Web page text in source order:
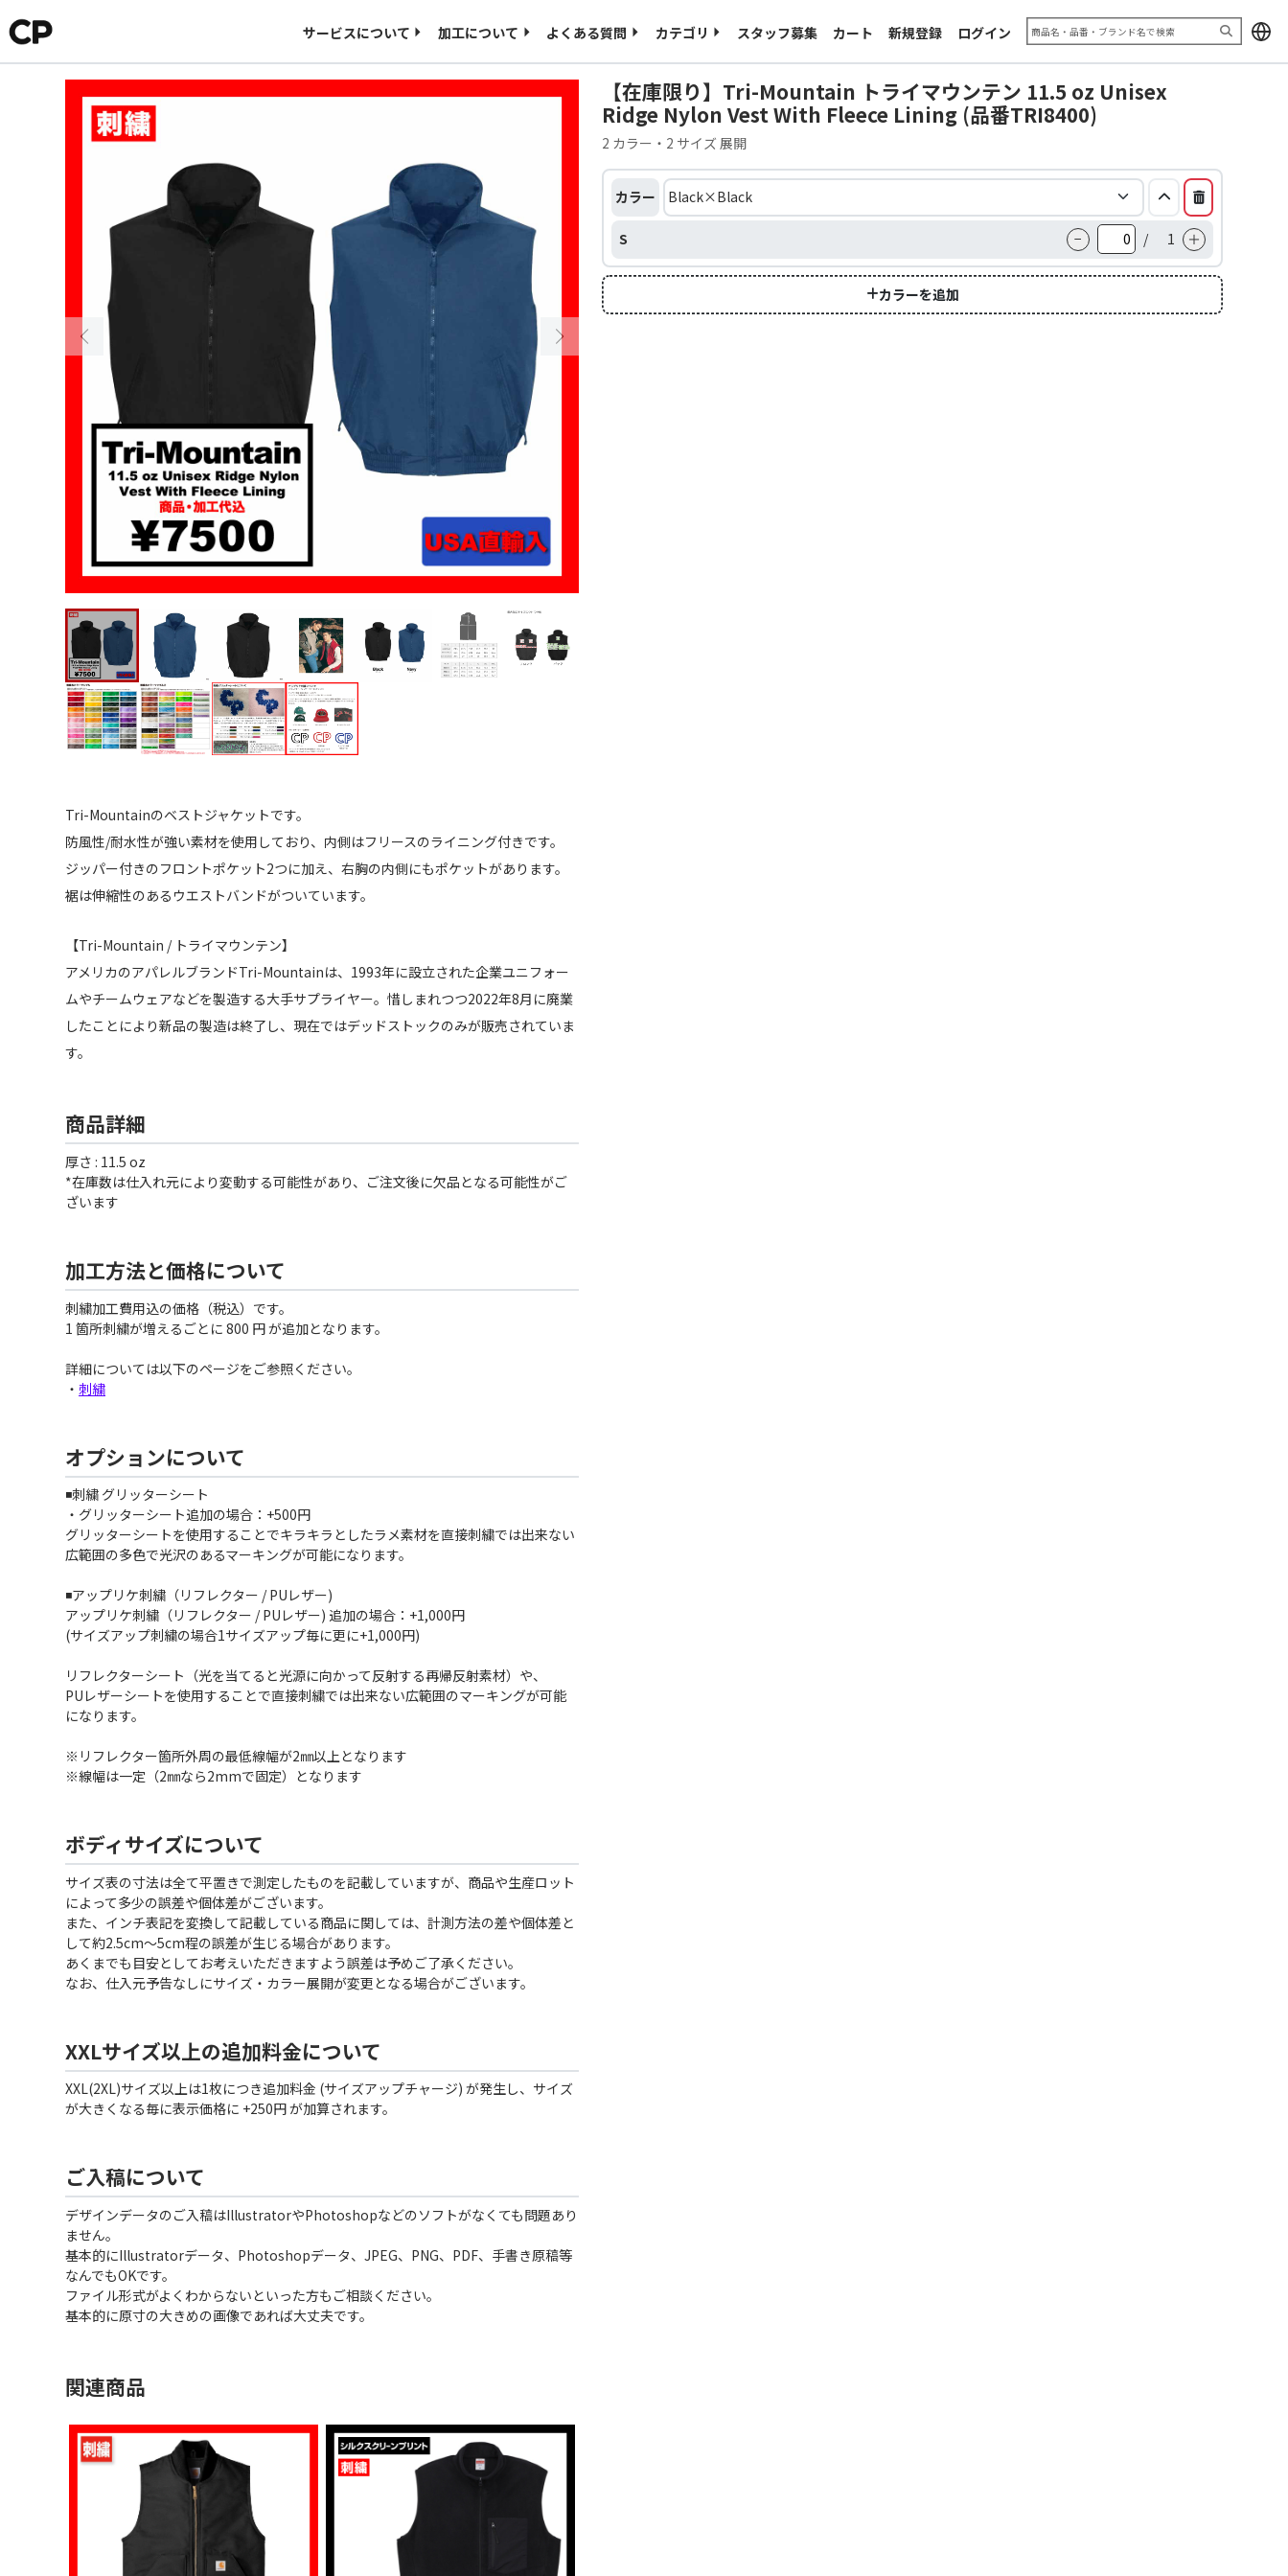
サービスについて 加工について よくある質問 カテゴリ スタッフ募集 カート 新規登録 ログイン
CORNER PRINTINGについて 特定商取引に基づく表記 プライバシーポリシー 利用規約 推奨ブラウザ
2025」
料金について ご入稿用のテンプレート 海外発送について お問い合わせフォーム
Tri-Mountainのベストジャケットです。
防風性/耐水性が強い素材を使用しており、内側はフリースのライニング付きです。
ジッパー付きのフロントポケット2つに加え、右胸の内側にもポケットがあります。
裾は伸縮性のあるウエストバンドがついています。
【Tri-Mountain / トライマウンテン】
アメリカのアパレルブランドTri-Mountainは、1993年に設立された企業ユニフォー
ムやチームウェアなどを製造する大手サプライヤー。惜しまれつつ2022年8月に廃業
したことにより新品の製造は終了し、現在ではデッドストックのみが販売されていま
す。
商品詳細
厚さ : 11.5 oz
*在庫数は仕入れ元により変動する可能性があり、ご注文後に欠品となる可能性がご
ざいます
加工方法と価格について
刺繍加工費用込の価格（税込）です。
1 箇所刺繍が増えるごとに 800 円 が追加となります。
詳細については以下のページをご参照ください。
・ 刺繍
オプションについて
◾️刺繍 グリッターシート
・グリッターシート追加の場合：+500円
グリッターシートを使用することでキラキラとしたラメ素材を直接刺繍では出来ない
広範囲の多色で光沢のあるマーキングが可能になります。
◾️アップリケ刺繍（リフレクター / PUレザー)
アップリケ刺繍（リフレクター / PUレザー) 追加の場合：+1,000円
(サイズアップ刺繍の場合1サイズアップ毎に更に+1,000円)
リフレクターシート（光を当てると光源に向かって反射する再帰反射素材）や、
PUレザーシートを使用することで直接刺繍では出来ない広範囲のマーキングが可能
になります。
※リフレクター箇所外周の最低線幅が2㎜以上となります
※線幅は一定（2㎜なら2mmで固定）となります
ボディサイズについて
サイズ表の寸法は全て平置きで測定したものを記載していますが、商品や生産ロット
によって多少の誤差や個体差がございます。
また、インチ表記を変換して記載している商品に関しては、計測方法の差や個体差と
して約2.5cm〜5cm程の誤差が生じる場合があります。
あくまでも目安としてお考えいただきますよう誤差は予めご了承ください。
なお、仕入元予告なしにサイズ・カラー展開が変更となる場合がございます。
XXLサイズ以上の追加料金について
XXL(2XL)サイズ以上は1枚につき追加料金 (サイズアップチャージ) が発生し、サイズ
が大きくなる毎に表示価格に +250円 が加算されます。
ご入稿について
デザインデータのご入稿はIllustratorやPhotoshopなどのソフトがなくても問題あり
ません。
基本的にIllustratorデータ、Photoshopデータ、JPEG、PNG、PDF、手書き原稿等
なんでもOKです。
ファイル形式がよくわからないといった方もご相談ください。
基本的に原寸の大きめの画像であれば大丈夫です。
関連商品
【在庫限り】Tri-Mountain トライマウンテン 11.5 oz Unisex
Ridge Nylon Vest With Fleece Lining (品番TRI8400)
2 カラー・2 サイズ 展開
カラー
S − / 1 ＋
カラーを追加